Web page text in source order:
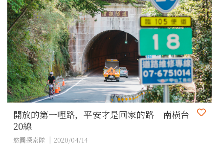
開放的第一哩路，平安才是回家的路－南橫台
20線
悠圖探索隊 2020/04/14